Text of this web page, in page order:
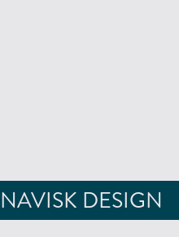
DESIGN